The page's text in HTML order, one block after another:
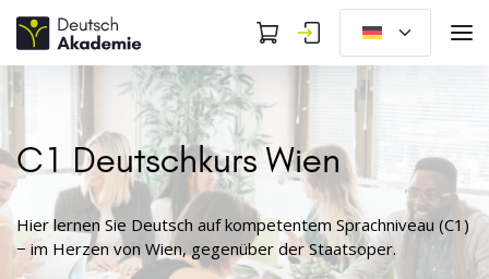
C1 Deutschkurs Wien
Hier lernen Sie Deutsch auf kompetentem Sprachniveau (C1)
− im Herzen von Wien, gegenüber der Staatsoper.